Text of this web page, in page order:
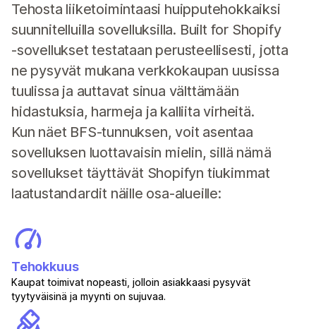
Tehosta liiketoimintaasi huipputehokkaiksi
suunnitelluilla sovelluksilla. Built for Shopify
‑sovellukset testataan perusteellisesti, jotta
ne pysyvät mukana verkkokaupan uusissa
tuulissa ja auttavat sinua välttämään
hidastuksia, harmeja ja kalliita virheitä.
Kun näet BFS-tunnuksen, voit asentaa
sovelluksen luottavaisin mielin, sillä nämä
sovellukset täyttävät Shopifyn tiukimmat
laatustandardit näille osa-alueille:
Tehokkuus
Kaupat toimivat nopeasti, jolloin asiakkaasi pysyvät
tyytyväisinä ja myynti on sujuvaa.